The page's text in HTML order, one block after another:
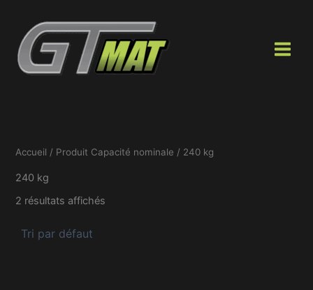
contenu
Accueil / Produit Capacité nominale / 240 kg
240 kg
2 résultats affichés